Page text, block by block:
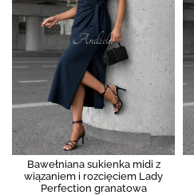
Bawełniana sukienka midi z
wiązaniem i rozcięciem Lady
Perfection granatowa